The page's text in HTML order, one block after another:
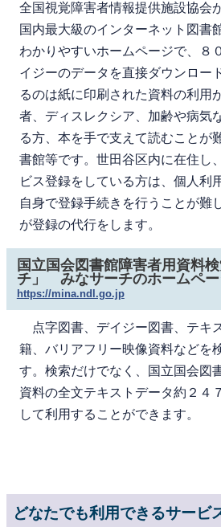
全国視覚障害者情報提供施設協会
国内最大級のインターネット図書
わかりやすいホームページで、８
イジーのデータを直接ダウンロー
るのは紙に印刷された資料の利用
者、ディスレクシア、加齢や病気
る方、本を手で支えて読むことが
書館等です。世田谷区内に在住し
ビス登録をしている方は、個人利
自身で登録手続きを行うことが難
が登録の代行をします。
国立国会図書館障害者用資料
チ」 みなサーチのホームペ
https://mina.ndl.go.jp
点字図書、デイジー図書、テキ
籍、バリアフリー映像資料などを
す。検索だけでなく、国立国会図
資料の全文テキストデータ約２４
して利用することができます。
どなたでも利用できるサービ